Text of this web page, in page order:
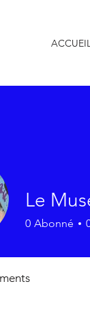
Le
0 Abonné